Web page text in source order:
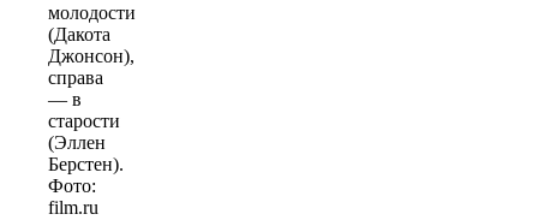
молодости
(Дакота
Джонсон),
справа
— в
старости
(Эллен
Берстен).
Фото:
film.ru